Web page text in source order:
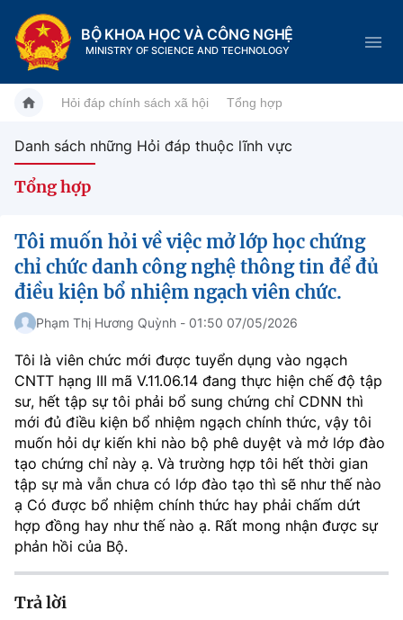
BỘ KHOA HỌC VÀ CÔNG NGHỆ
MINISTRY OF SCIENCE AND TECHNOLOGY
Danh mục
Giới thiệu
Chức năng nhiệm vụ
Lịch sử phát triển
Sở Khoa học và Công nghệ
Tin tức sự kiện
Đổi mới sáng tạo
Chuyển đổi số
Bưu chính, Viễn thông
Sở hữu trí tuệ
Năng lượng nguyên tử
Hệ thống văn bản
Văn bản QPPL
Văn bản chỉ đạo điều hành
Lấy ý kiến người dân về dự thảo VBQPPL
MST IOFFICE
THỐNG KÊ
Khoa học và Công nghệ
Đổi mới sáng tạo
Chuyển đổi số
Multimedia
THƯ ĐIỆN TỬ
Hỏi đáp chính sách xã hội Tổng hợp
Danh sách những Hỏi đáp thuộc lĩnh vực
Tổng hợp
Tôi muốn hỏi về việc mở lớp học chứng
chỉ chức danh công nghệ thông tin để đủ
điều kiện bổ nhiệm ngạch viên chức.
Phạm Thị Hương Quỳnh - 01:50 07/05/2026
Tôi là viên chức mới được tuyển dụng vào ngạch
CNTT hạng III mã V.11.06.14 đang thực hiện chế độ tập
sư, hết tập sự tôi phải bổ sung chứng chỉ CDNN thì
mới đủ điều kiện bổ nhiệm ngạch chính thức, vậy tôi
muốn hỏi dự kiến khi nào bộ phê duyệt và mở lớp đào
tạo chứng chỉ này ạ. Và trường hợp tôi hết thời gian
tập sự mà vẫn chưa có lớp đào tạo thì sẽ như thế nào
ạ Có được bổ nhiệm chính thức hay phải chấm dứt
hợp đồng hay như thế nào ạ. Rất mong nhận được sự
phản hồi của Bộ.
Trả lời